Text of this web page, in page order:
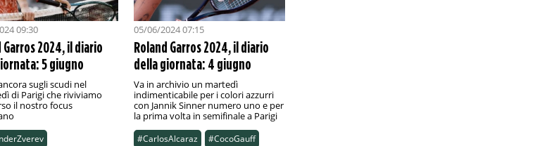
09:30
Garros 2024, il diario
5 giugno
sugli scudi nel
di Parigi che riviviamo
il nostro focus
05/06/2024 07:15
Roland Garros 2024, il diario
della giornata: 4 giugno
Va in archivio un martedì
indimenticabile per i colori azzurri
con Jannik Sinner numero uno e per
la prima volta in semifinale a Parigi
#CarlosAlcaraz
#CocoGauff